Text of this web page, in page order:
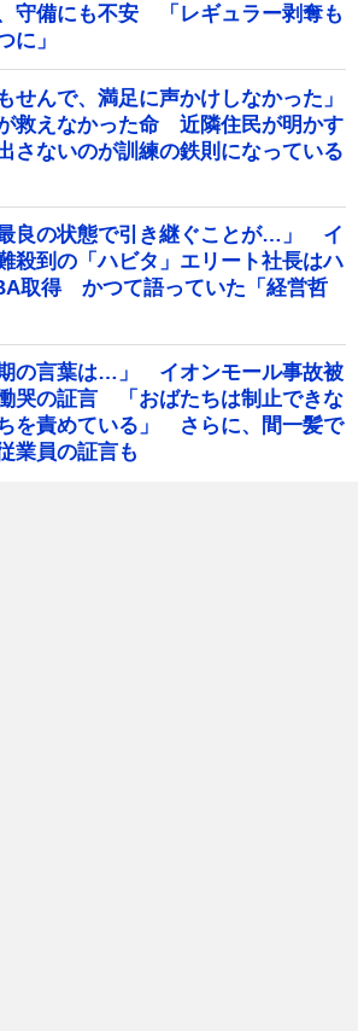
守備にも不安 「レギュラー剥奪も
に」
せんで、満足に声かけしなかった」
救えなかった命 近隣住民が明かす
さないのが訓練の鉄則になっている
最良の状態で引き継ぐことが…」 イ
殺到の「ハビタ」エリート社長はハ
取得 かつて語っていた「経営哲
期の言葉は…」 イオンモール事故被
哭の証言 「おばたちは制止できな
を責めている」 さらに、間一髪で
業員の証言も